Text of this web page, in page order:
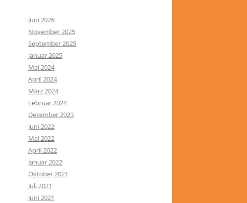
Juni 2026
November 2025
September 2025
Januar 2025
Mai 2024
April 2024
März 2024
Februar 2024
Dezember 2023
Juni 2022
Mai 2022
April 2022
Januar 2022
Oktober 2021
Juli 2021
Juni 2021